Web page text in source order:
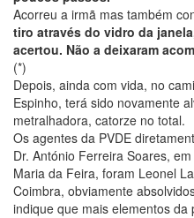
Acorreu a irmã mas também
tiro através do vidro da
acertou. Não a deixaram
(*)
Depois, ainda com vida, no
Espinho, terá sido novamente
metralhadora, catorze no total.
Os agentes da PVDE
Dr. António Ferreira Soares,
Maria da Feira, foram Leonel
Coimbra, obviamente
indique que mais elementos